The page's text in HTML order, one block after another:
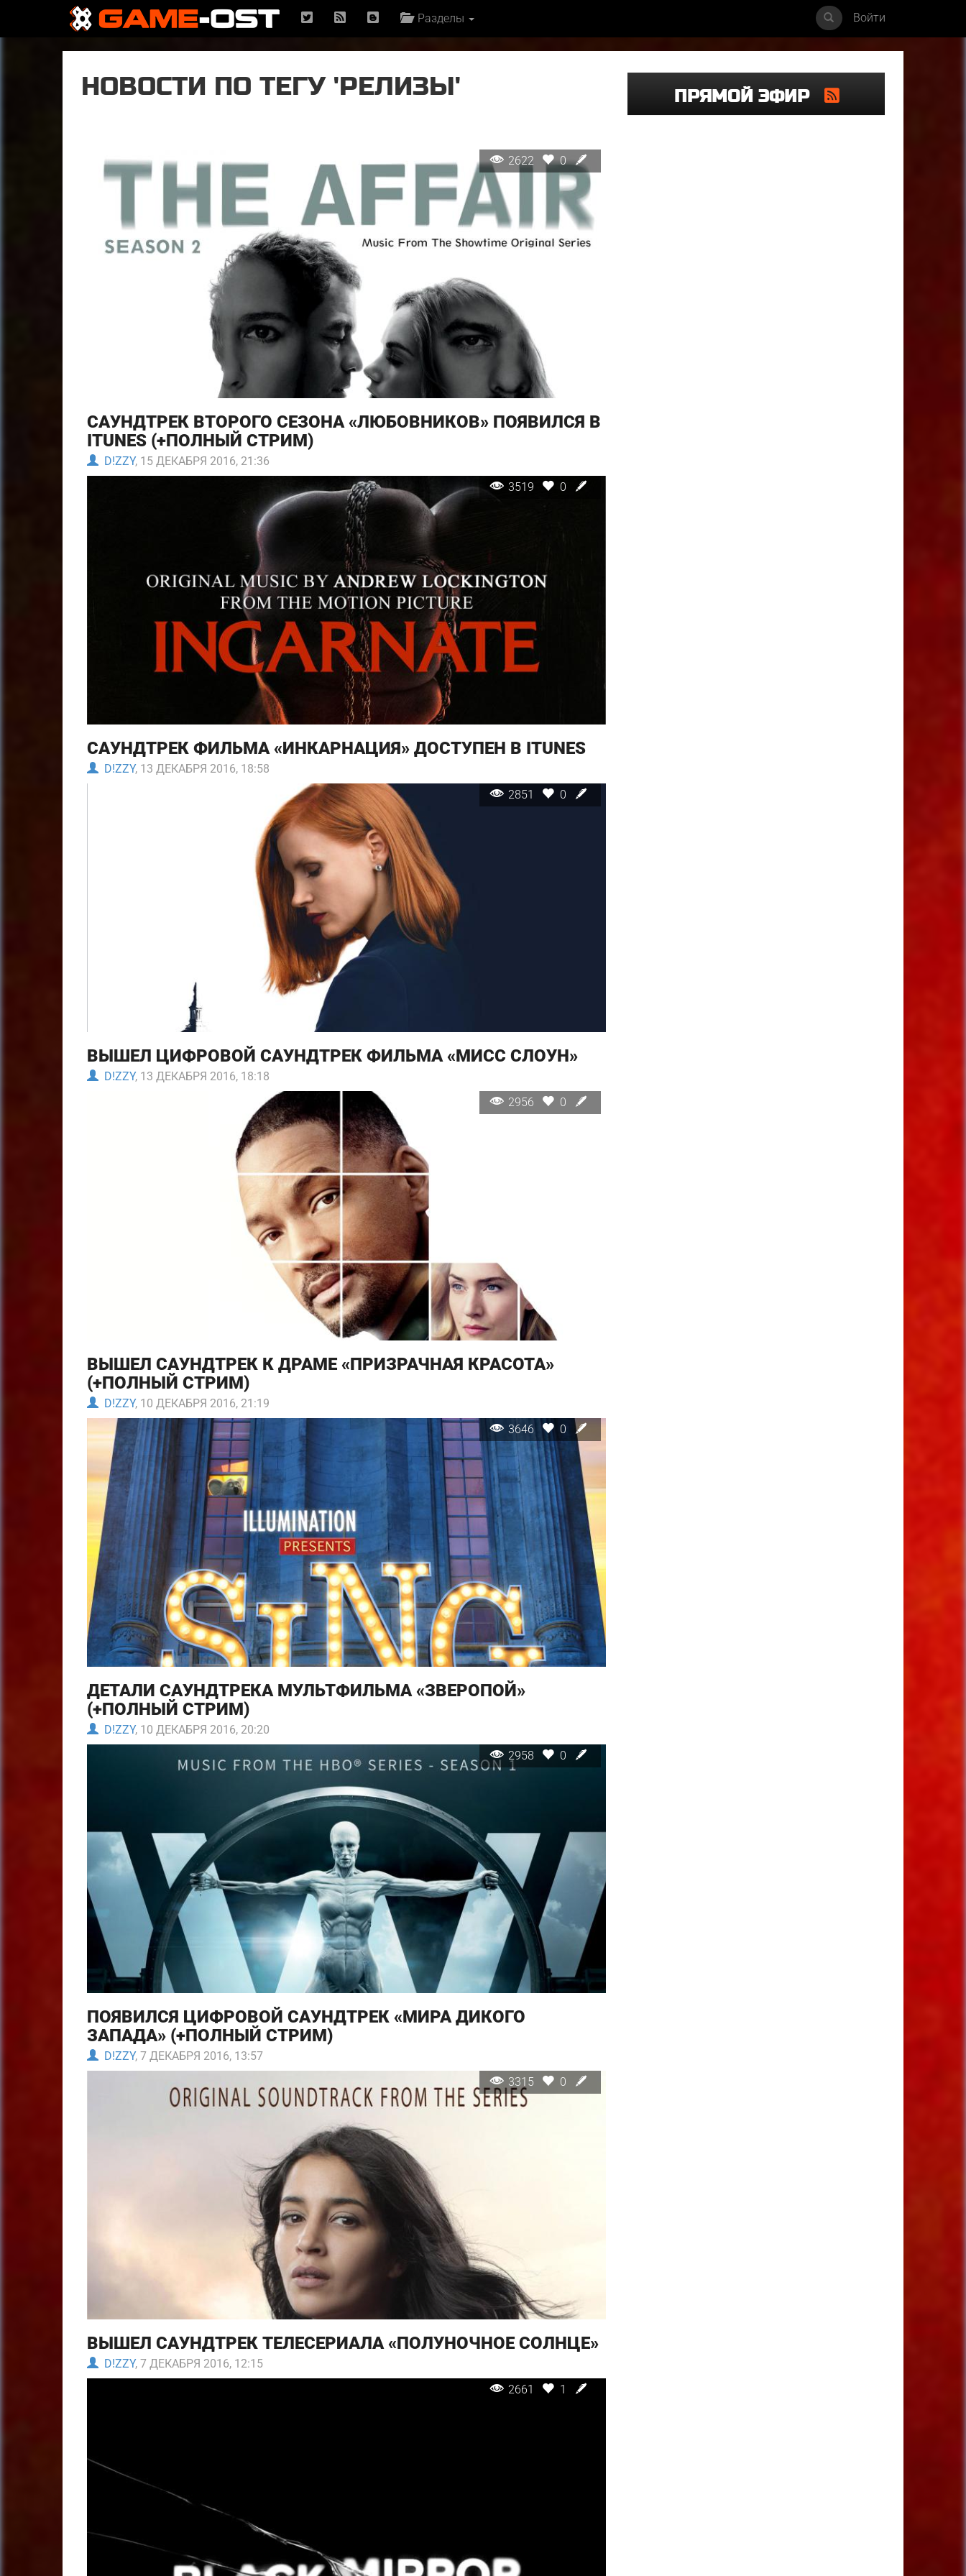
Разделы Войти
НОВОСТИ ПО ТЕГУ 'РЕЛИЗЫ'
2622 0
САУНДТРЕК ВТОРОГО СЕЗОНА «ЛЮБОВНИКОВ» ПОЯВИЛСЯ В
ITUNES (+ПОЛНЫЙ СТРИМ)
D!ZZY, 15 ДЕКАБРЯ 2016, 21:36
3519 0
САУНДТРЕК ФИЛЬМА «ИНКАРНАЦИЯ» ДОСТУПЕН В ITUNES
D!ZZY, 13 ДЕКАБРЯ 2016, 18:58
2851 0
ВЫШЕЛ ЦИФРОВОЙ САУНДТРЕК ФИЛЬМА «МИСС СЛОУН»
D!ZZY, 13 ДЕКАБРЯ 2016, 18:18
2956 0
ВЫШЕЛ САУНДТРЕК К ДРАМЕ «ПРИЗРАЧНАЯ КРАСОТА»
(+ПОЛНЫЙ СТРИМ)
D!ZZY, 10 ДЕКАБРЯ 2016, 21:19
3646 0
ДЕТАЛИ САУНДТРЕКА МУЛЬТФИЛЬМА «ЗВЕРОПОЙ»
(+ПОЛНЫЙ СТРИМ)
D!ZZY, 10 ДЕКАБРЯ 2016, 20:20
2958 0
ПОЯВИЛСЯ ЦИФРОВОЙ САУНДТРЕК «МИРА ДИКОГО
ЗАПАДА» (+ПОЛНЫЙ СТРИМ)
D!ZZY, 7 ДЕКАБРЯ 2016, 13:57
3315 0
ВЫШЕЛ САУНДТРЕК ТЕЛЕСЕРИАЛА «ПОЛУНОЧНОЕ СОЛНЦЕ»
D!ZZY, 7 ДЕКАБРЯ 2016, 12:15
2661 1
ПРЯМОЙ ЭФИР